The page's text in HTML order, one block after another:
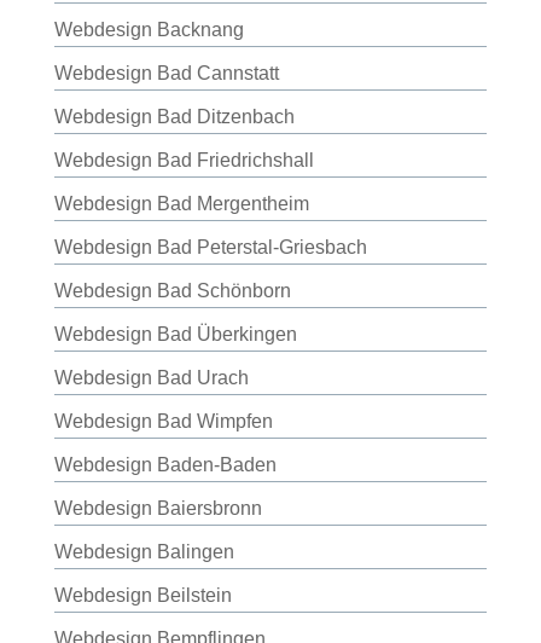
Webdesign Backnang
Webdesign Bad Cannstatt
Webdesign Bad Ditzenbach
Webdesign Bad Friedrichshall
Webdesign Bad Mergentheim
Webdesign Bad Peterstal-Griesbach
Webdesign Bad Schönborn
Webdesign Bad Überkingen
Webdesign Bad Urach
Webdesign Bad Wimpfen
Webdesign Baden-Baden
Webdesign Baiersbronn
Webdesign Balingen
Webdesign Beilstein
Webdesign Bempflingen